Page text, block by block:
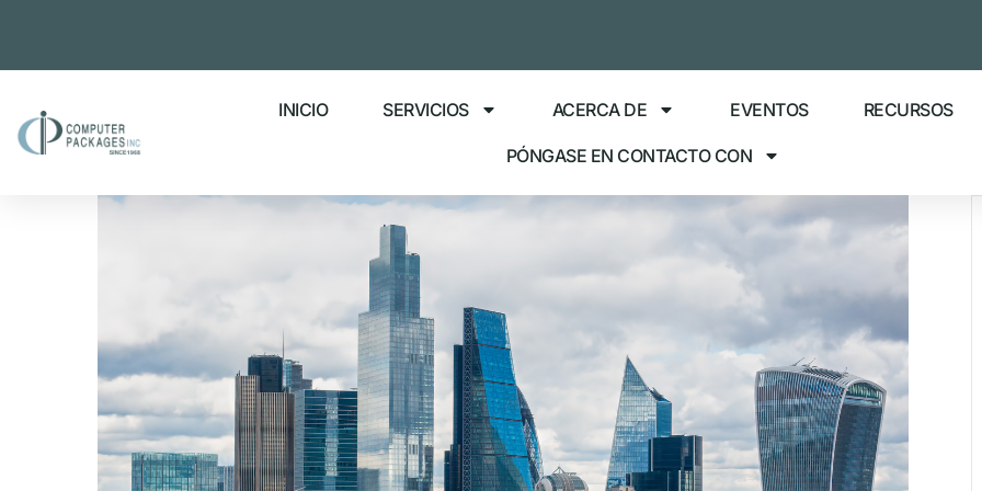
INICIO SERVICIOS ACERCA DE EVENTOS RECURSOS
PÓNGASE EN CONTACTO CON